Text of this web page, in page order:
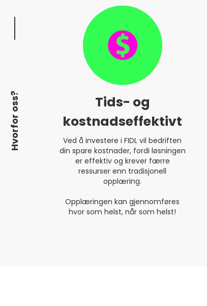
Hvorfor oss?
Tids- og
kostnadseffektivt
Ved å investere i FIDL vil bedriften
din spare kostnader, fordi løsningen
er effektiv og krever færre
ressurser enn tradisjonell
opplæring.
Opplæringen kan gjennomføres
hvor som helst, når som helst!